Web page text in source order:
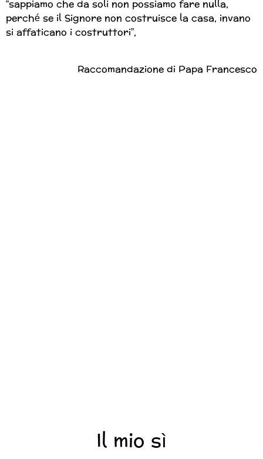
“sappiamo che da soli non possiamo fare nulla,
perché se il Signore non costruisce la casa, invano
si affaticano i costruttori”,
Raccomandazione di Papa Francesco
Il mio sì